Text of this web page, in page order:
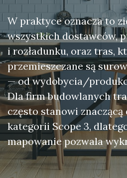
W praktyce oznacza to
wszystkich dostawców,
i rozładunku, oraz tras,
przemieszczane są
— od wydobycia/
Dla firm budowlanych
często stanowi znaczącą
kategorii Scope 3,
mapowanie pozwala